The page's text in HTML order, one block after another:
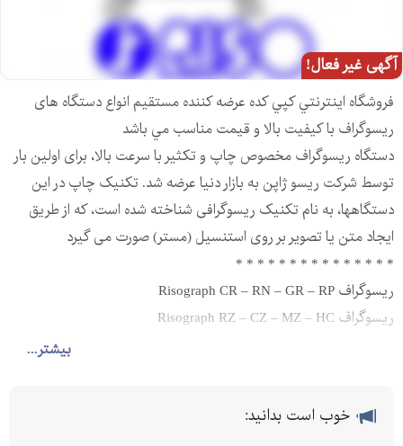
آگهی غیر فعال!
بیشتر...
فروشگاه اينترنتي كپي كده عرضه كننده مستقیم انواع دستگاه های
ريسوگراف با كيفيت بالا و قيمت مناسب مي باشد
دستگاه ریسوگراف مخصوص چاپ و تکثیر با سرعت بالا، برای اولین بار
توسط شرکت ریسو ژاپن به بازار دنیا عرضه شد. تکنیک چاپ در این
دستگاهها، به نام تکنیک ریسوگرافی شناخته شده است، که از طریق
ایجاد متن یا تصویر بر روی استنسیل (مستر) صورت می گیرد
* * * * * * * * * * * * * * *
ریسوگراف Risograph CR – RN – GR – RP
ریسوگراف Risograph RZ – CZ – MZ – HC
- در صورتی که در استان بوشهر هستید و یا نماینده ای در استان بوشهر
خوب است بدانید: